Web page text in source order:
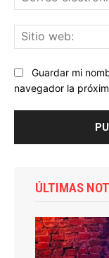
Guardar mi
navegador la
ÚLTIMAS